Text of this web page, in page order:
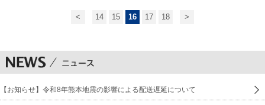
< 14 15 16 17 18 >
【お知らせ】令和8年熊本地震の影響による配送遅延について